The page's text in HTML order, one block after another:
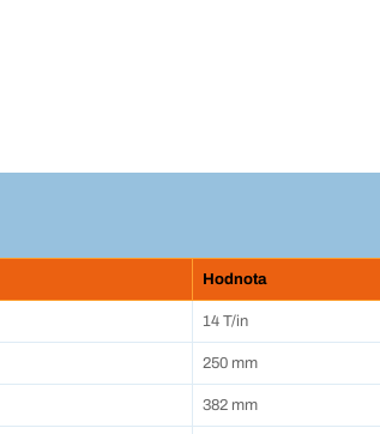
Hodnota
14 T/in
250 mm
382 mm